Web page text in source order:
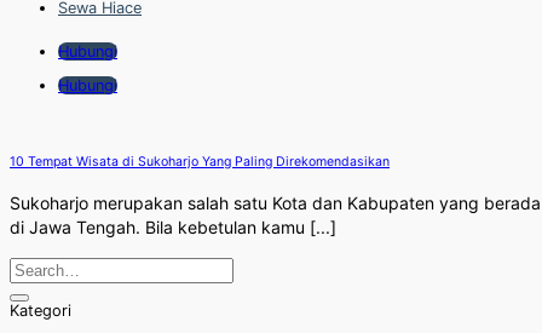
Sewa Hiace
Hubungi
Hubungi
10 Tempat Wisata di Sukoharjo Yang Paling Direkomendasikan
Sukoharjo merupakan salah satu Kota dan Kabupaten yang berada
di Jawa Tengah. Bila kebetulan kamu [...]
Kategori